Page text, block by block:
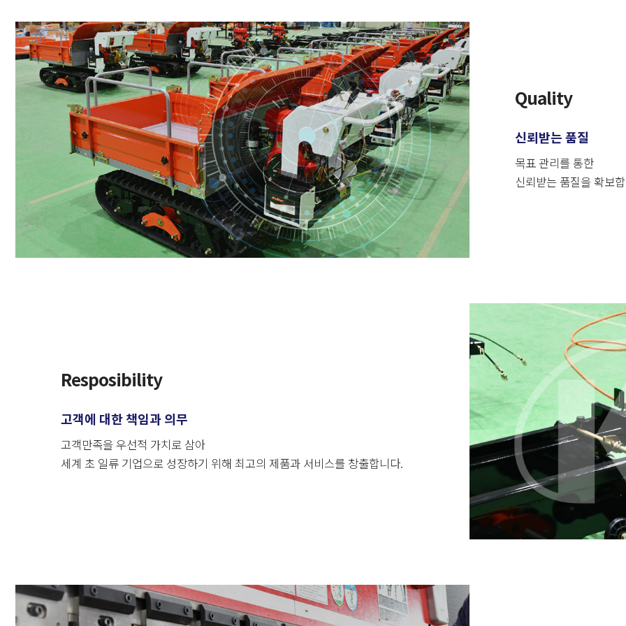
Quality
신뢰받는 품질
목표 관리를 통한
신뢰받는 품질을 확보
Resposibility
고객에 대한 책임과 의무
고객만족을 우선적 가치로 삼아
세계 초 일류 기업으로 성장하기 위해 최고의 제품과 서비스를 창출합니다.